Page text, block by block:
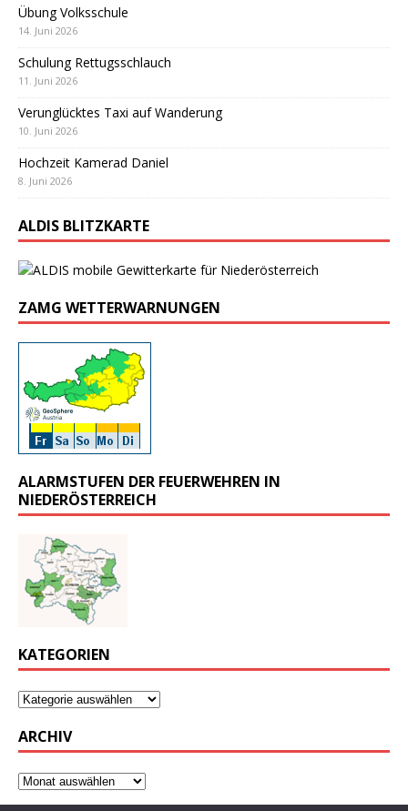
Übung Volksschule
14. Juni 2026
Schulung Rettugsschlauch
11. Juni 2026
Verunglücktes Taxi auf Wanderung
10. Juni 2026
Hochzeit Kamerad Daniel
8. Juni 2026
ALDIS BLITZKARTE
ZAMG WETTERWARNUNGEN
ALARMSTUFEN DER FEUERWEHREN IN
NIEDERÖSTERREICH
KATEGORIEN
ARCHIV